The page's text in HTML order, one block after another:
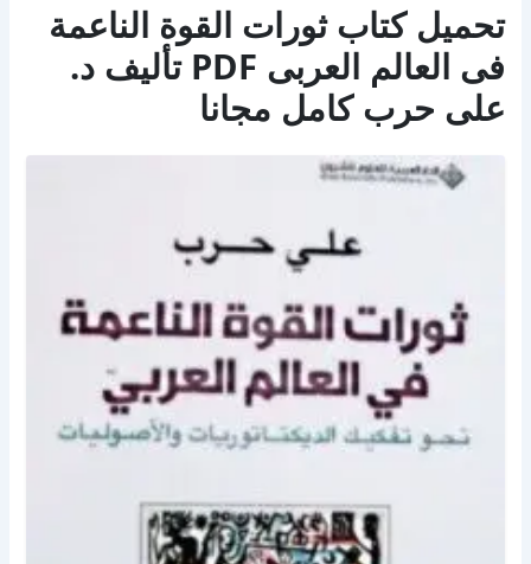
تحميل كتاب ثورات القوة الناعمة
فى العالم العربى PDF تأليف د.
على حرب كامل مجانا